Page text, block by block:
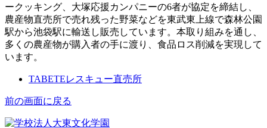
ークッキング、大塚応援カンパニーの6者が協定を締結し、
農産物直売所で売れ残った野菜などを東武東上線で森林公園
駅から池袋駅に輸送し販売しています。本取り組みを通し、
多くの農産物が購入者の手に渡り、食品ロス削減を実現して
います。
TABETEレスキュー直売所
前の画面に戻る